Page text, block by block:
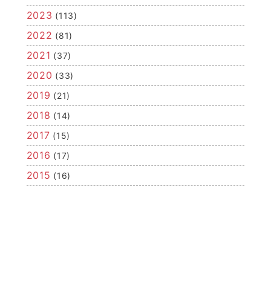
す。
2023 (113)
2022 (81)
2021 (37)
2020 (33)
2019 (21)
2018 (14)
2017 (15)
2016 (17)
2015 (16)